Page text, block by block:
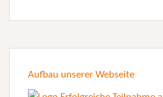
Aufbau unserer Webseite